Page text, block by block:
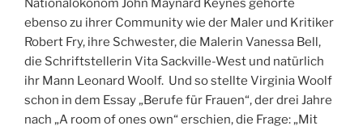
Nationalökonom John Maynard Keynes gehörte
ebenso zu ihrer Community wie der Maler und Kritiker
Robert Fry, ihre Schwester, die Malerin Vanessa Bell,
die Schriftstellerin Vita Sackville-West und natürlich
ihr Mann Leonard Woolf. Und so stellte Virginia Woolf
schon in dem Essay „Berufe für Frauen“, der drei Jahre
nach „A room of ones own“ erschien, die Frage: „Mit